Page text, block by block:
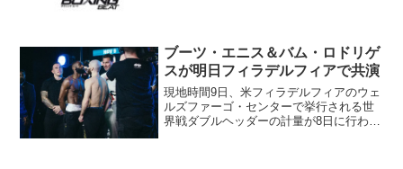
れるＷＢＣ総会期間中の11...
ブーツ・エニス＆バム・ロドリゲ
スが明日フィラデルフィアで共演
現地時間9日、米フィラデルフィアのウェ
ルズファーゴ・センターで挙行される世
界戦ダブルヘッダーの計量が8日に行われ